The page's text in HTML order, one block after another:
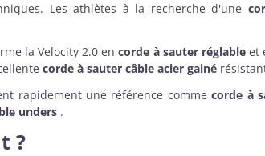
Les athlètes à la recherche d'une
la Velocity 2.0 encorde à sauter réglableet
corde à sauter câble acier gainé
rapidement une référence commecorde à
unders .
?